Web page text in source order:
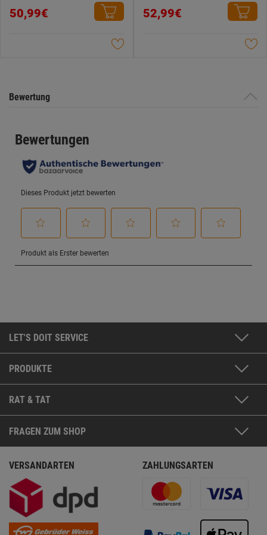
von
50,99€
von
52,99€
Bewertung
LET'S DOIT SERVICE
PRODUKTE
RAT & TAT
FRAGEN ZUM SHOP
VERSANDARTEN ZAHLUNGSARTEN